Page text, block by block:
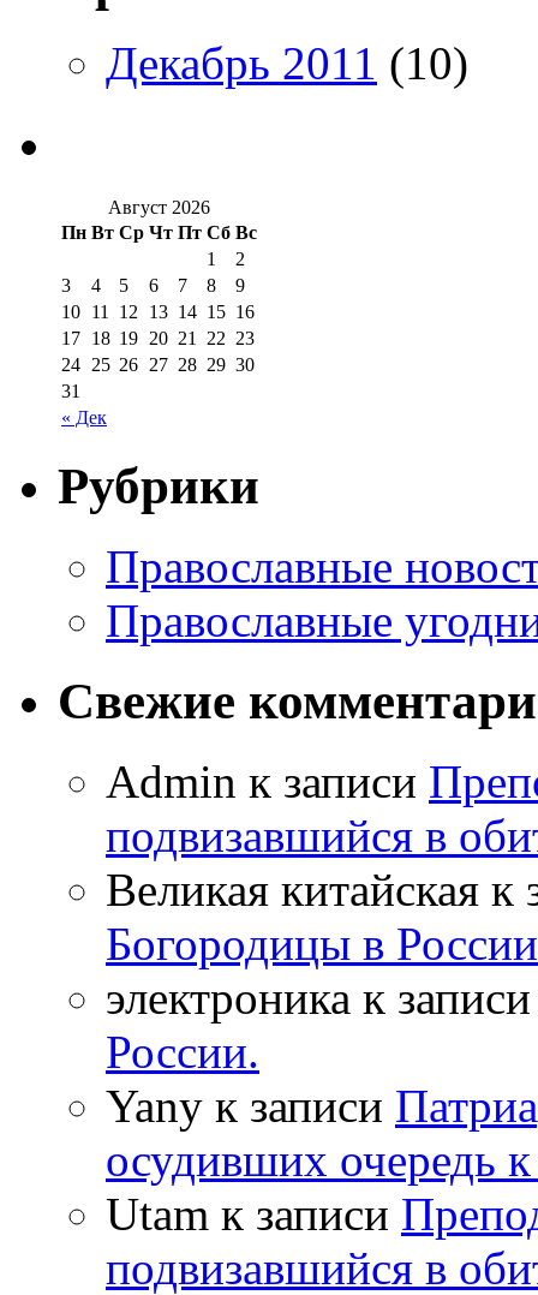
Декабрь 2011 (10)
Август 2026
Пн Вт Ср Чт Пт Сб Вс
« Дек
1
2
3
4 5 6 7 8
9
10 11 12 13 14 15 16
17 18 19 20 21 22 23
24 25 26 27 28 29 30
31
Рубрики
Православные
Православные
Свежие
Admin к записи
подвизавшийся в
Великая китайская к
Богородицы в
электроника к
России.
Yany к записи
осудивших очередь
Utam к записи
подвизавшийся в